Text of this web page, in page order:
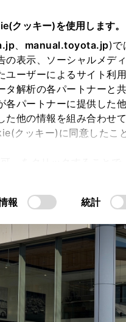
クッキー)を使用します。
、 manual.toyota.jp)で
の表示、ソーシャルメデ
ユーザーによるサイト利
タ解析の各パートナーと
各パートナーに提供した
た他の情報を組み合わせ
クッキー)に同意したこ
報 統計